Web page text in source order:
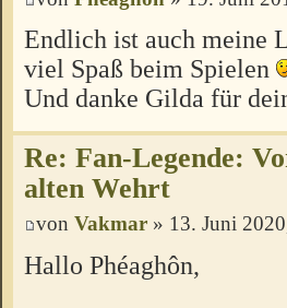
Endlich ist auch meine
viel Spaß beim Spielen
Und danke Gilda für
Re: Fan-Legende:
alten Wehrt
von Vakmar » 13. Juni
Hallo Phéaghôn,